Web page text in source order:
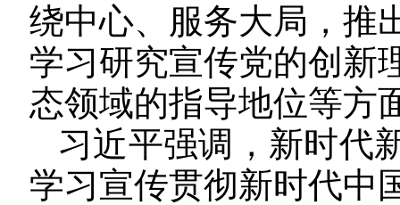
绕中心、服务大局，推
学习研究宣传党的创新
态领域的指导地位等方
习近平强调，新时代
学习宣传贯彻新时代中